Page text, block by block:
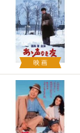
映画